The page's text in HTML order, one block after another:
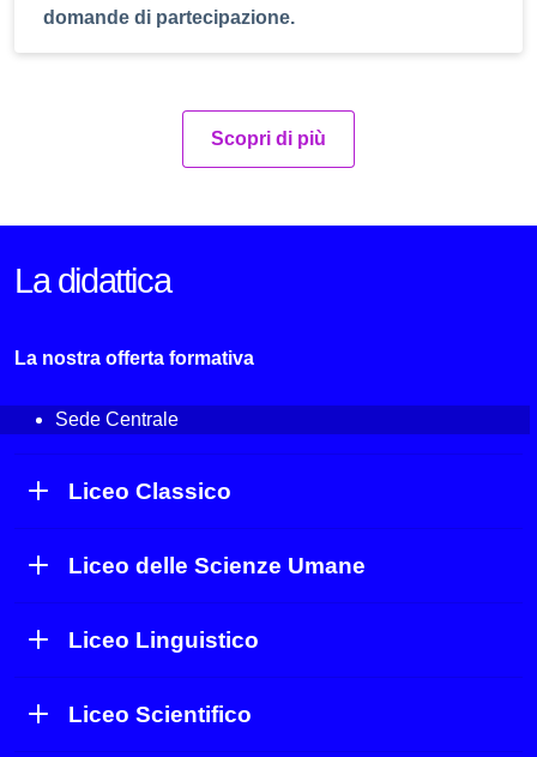
domande di partecipazione.
Scopri di più
La didattica
La nostra offerta formativa
Sede Centrale
Liceo Classico
Liceo delle Scienze Umane
Liceo Linguistico
Liceo Scientifico